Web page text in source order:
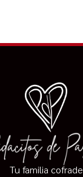
Tu familia cofrade